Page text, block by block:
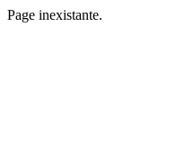
Page inexistante.